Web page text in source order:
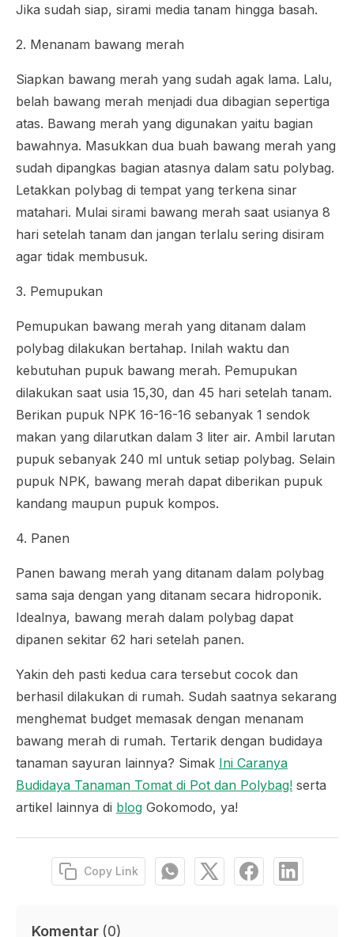
Jika sudah siap, sirami media tanam hingga basah.
2. Menanam bawang merah
Siapkan bawang merah yang sudah agak lama. Lalu,
belah bawang merah menjadi dua dibagian sepertiga
atas. Bawang merah yang digunakan yaitu bagian
bawahnya. Masukkan dua buah bawang merah yang
sudah dipangkas bagian atasnya dalam satu polybag.
Letakkan polybag di tempat yang terkena sinar
matahari. Mulai sirami bawang merah saat usianya 8
hari setelah tanam dan jangan terlalu sering disiram
agar tidak membusuk.
3. Pemupukan
Pemupukan bawang merah yang ditanam dalam
polybag dilakukan bertahap. Inilah waktu dan
kebutuhan pupuk bawang merah. Pemupukan
dilakukan saat usia 15,30, dan 45 hari setelah tanam.
Berikan pupuk NPK 16-16-16 sebanyak 1 sendok
makan yang dilarutkan dalam 3 liter air. Ambil larutan
pupuk sebanyak 240 ml untuk setiap polybag. Selain
pupuk NPK, bawang merah dapat diberikan pupuk
kandang maupun pupuk kompos.
4. Panen
Panen bawang merah yang ditanam dalam polybag
sama saja dengan yang ditanam secara hidroponik.
Idealnya, bawang merah dalam polybag dapat
dipanen sekitar 62 hari setelah panen.
Yakin deh pasti kedua cara tersebut cocok dan
berhasil dilakukan di rumah. Sudah saatnya sekarang
menghemat budget memasak dengan menanam
bawang merah di rumah. Tertarik dengan budidaya
tanaman sayuran lainnya? Simak Ini Caranya
Budidaya Tanaman Tomat di Pot dan Polybag! serta
artikel lainnya di blog Gokomodo, ya!
Copy Link
Komentar (0)